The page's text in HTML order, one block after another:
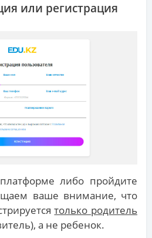
или регистрация
либо пройдите
ваше внимание, что
только родитель
а не ребенок.